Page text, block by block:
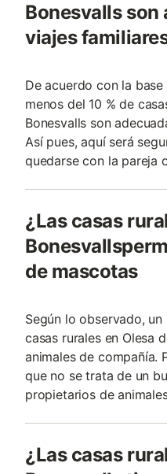
Bonesvalls son
viajes
De acuerdo con la
menos del 10 % de
Bonesvalls son
Así pues, aquí será
quedarse con la pareja
¿Las casas
de mascotas
Según lo observado,
casas rurales en Olesa
animales de compañía.
que no se trata de un
propietarios de
¿Las casas